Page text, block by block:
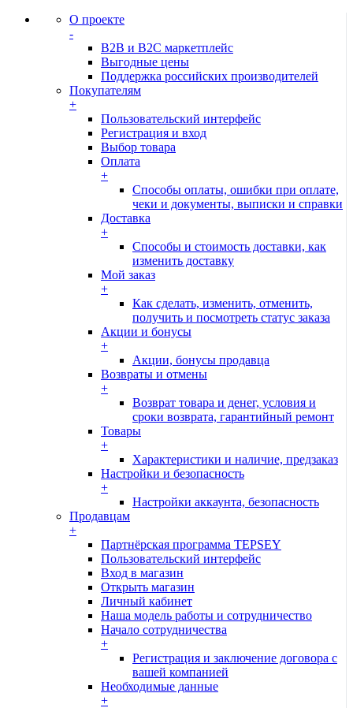
О проекте
-
B2B и B2C маркетплейс
Выгодные цены
Поддержка российских производителей
Покупателям
+
Пользовательский интерфейс
Регистрация и вход
Выбор товара
Оплата
+
Способы оплаты, ошибки при оплате,
чеки и документы, выписки и справки
Доставка
+
Способы и стоимость доставки, как
изменить доставку
Мой заказ
+
Как сделать, изменить, отменить,
получить и посмотреть статус заказа
Акции и бонусы
+
Акции, бонусы продавца
Возвраты и отмены
+
Возврат товара и денег, условия и
сроки возврата, гарантийный ремонт
Товары
+
Характеристики и наличие, предзаказ
Настройки и безопасность
+
Настройки аккаунта, безопасность
Продавцам
+
Партнёрская программа TEPSEY
Пользовательский интерфейс
Вход в магазин
Открыть магазин
Личный кабинет
Наша модель работы и сотрудничество
Начало сотрудничества
+
Регистрация и заключение договора с
вашей компанией
Необходимые данные
+